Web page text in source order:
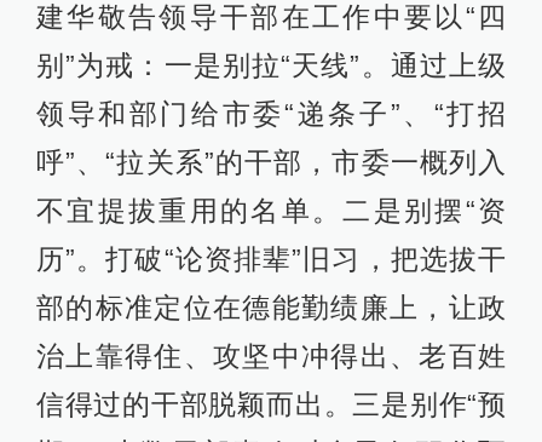
建华敬告领导干部在工作中要以“四
别”为戒：一是别拉“天线”。通过上级
领导和部门给市委“递条子”、“打招
呼”、“拉关系”的干部，市委一概列入
不宜提拔重用的名单。二是别摆“资
历”。打破“论资排辈”旧习，把选拔干
部的标准定位在德能勤绩廉上，让政
治上靠得住、攻坚中冲得出、老百姓
信得过的干部脱颖而出。三是别作“预